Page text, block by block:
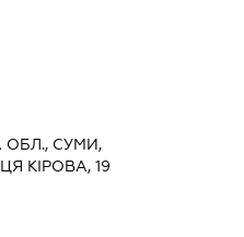
ОБЛ., СУМИ,
КІРОВА, 19